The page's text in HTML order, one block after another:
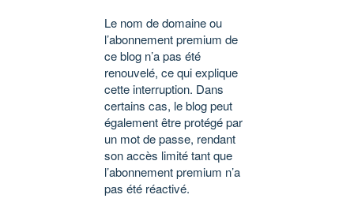
Le nom de domaine ou
l’abonnement premium de
ce blog n’a pas été
renouvelé, ce qui explique
cette interruption. Dans
certains cas, le blog peut
également être protégé par
un mot de passe, rendant
son accès limité tant que
l’abonnement premium n’a
pas été réactivé.